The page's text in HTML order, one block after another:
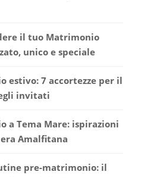
il tuo Matrimonio
unico e speciale
estivo: 7 accortezze per il
invitati
a Tema Mare: ispirazioni
Amalfitana
pre-matrimonio: il